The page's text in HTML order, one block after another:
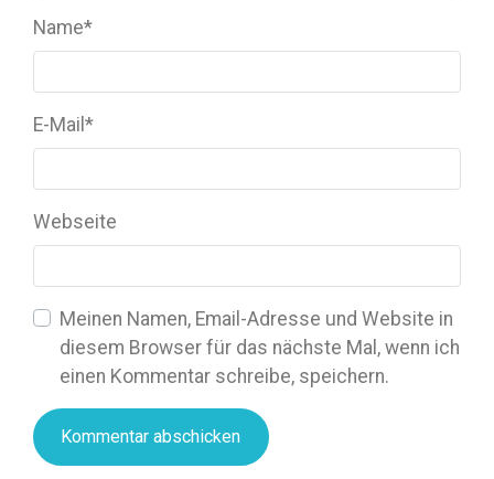
Name*
E-Mail *
Webseite
Meinen Namen, Email-Adresse und Website in
diesem Browser für das nächste Mal, wenn ich
einen Kommentar schreibe, speichern.